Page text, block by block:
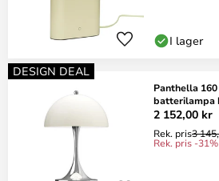
I lager
DESIGN DEAL
Panthella
batterilampa
Poulsen
2 152,00 kr
Rek. pris3
Rek. pris -31%